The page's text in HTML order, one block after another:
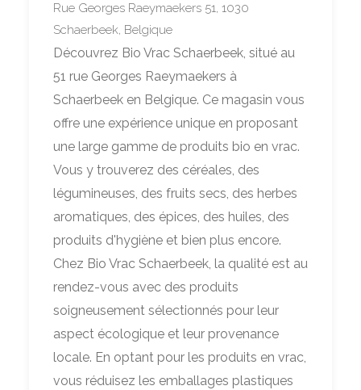
Rue Georges Raeymaekers 51, 1030
Schaerbeek, Belgique
Découvrez Bio Vrac Schaerbeek, situé au
51 rue Georges Raeymaekers à
Schaerbeek en Belgique. Ce magasin vous
offre une expérience unique en proposant
une large gamme de produits bio en vrac.
Vous y trouverez des céréales, des
légumineuses, des fruits secs, des herbes
aromatiques, des épices, des huiles, des
produits d'hygiène et bien plus encore.
Chez Bio Vrac Schaerbeek, la qualité est au
rendez-vous avec des produits
soigneusement sélectionnés pour leur
aspect écologique et leur provenance
locale. En optant pour les produits en vrac,
vous réduisez les emballages plastiques